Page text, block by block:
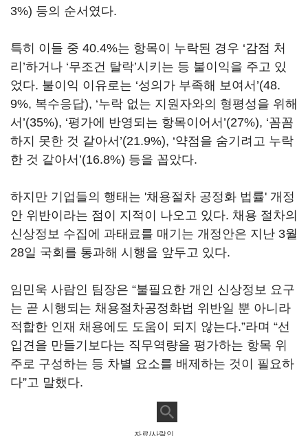
3%) 등의 순서였다.
특히 이들 중 40.4%는 항목이 누락된 경우 ‘감점 처
리’하거나 ‘무조건 탈락’시키는 등 불이익을 주고 있
었다. 불이익 이유로는 ‘성의가 부족해 보여서’(48.
9%, 복수응답), ‘누락 없는 지원자와의 형평성을 위해
서’(35%), ‘평가에 반영되는 항목이어서’(27%), ‘꼼꼼
하지 못한 것 같아서’(21.9%), ‘약점을 숨기려고 누락
한 것 같아서’(16.8%) 등을 꼽았다.
하지만 기업들의 행태는 '채용절차 공정화 법률' 개정
안 위반이라는 점이 지적이 나오고 있다. 채용 절차의
신상정보 수집에 과태료를 매기는 개정안은 지난 3월
28일 국회를 통과해 시행을 앞두고 있다.
임민욱 사람인 팀장은 “불필요한 개인 신상정보 요구
는 곧 시행되는 채용절차공정화법 위반일 뿐 아니라
적합한 인재 채용에도 도움이 되지 않는다.”라며 “선
입견을 만들기보다는 직무역량을 평가하는 항목 위
주로 구성하는 등 차별 요소를 배제하는 것이 필요하
다”고 말했다.
자료/사람인